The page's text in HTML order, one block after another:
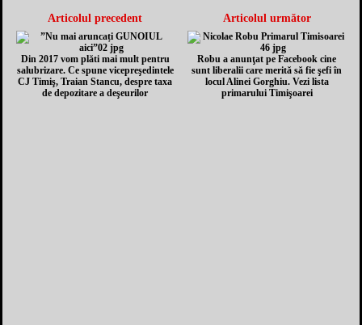
Articolul precedent
Din 2017 vom plăti mai mult pentru
salubrizare. Ce spune vicepreşedintele
CJ Timiş, Traian Stancu, despre taxa
de depozitare a deşeurilor
Articolul următor
Robu a anunţat pe Facebook cine
sunt liberalii care merită să fie şefi în
locul Alinei Gorghiu. Vezi lista
primarului Timişoarei